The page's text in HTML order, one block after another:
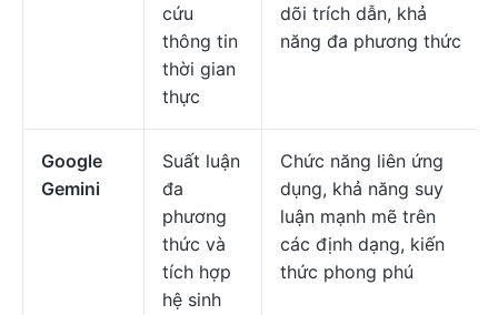
cứu
thông tin
thời gian
thực
dõi trích dẫn, khả
năng đa phương thức
Google
Gemini
Suất luận
đa
phương
thức và
tích hợp
hệ sinh
Chức năng liên ứng
dụng, khả năng suy
luận mạnh mẽ trên
các định dạng, kiến
thức phong phú